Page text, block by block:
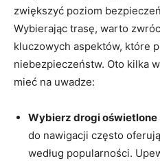
zwiększyć poziom
Wybierając trasę, warto
kluczowych aspektów, które
niebezpieczeństw. Oto kilka
mieć na uwadze:
Wybierz drogi oświetlone
do nawigacji często
według popularności.